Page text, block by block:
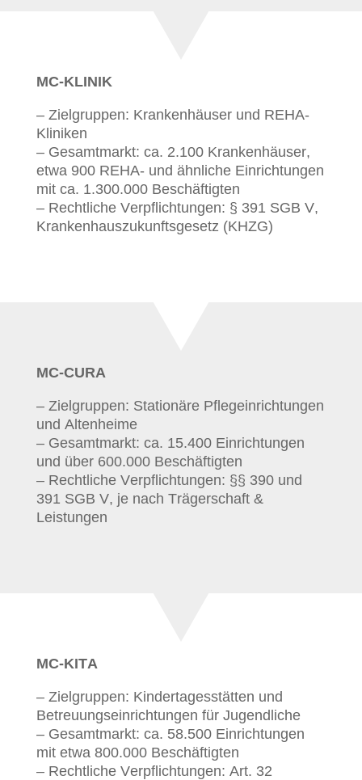
MC-KLINIK
– Zielgruppen: Krankenhäuser und REHA-
Kliniken
– Gesamtmarkt: ca. 2.100 Krankenhäuser,
etwa 900 REHA- und ähnliche Einrichtungen
mit ca. 1.300.000 Beschäftigten
– Rechtliche Verpflichtungen: § 391 SGB V,
Krankenhauszukunftsgesetz (KHZG)
MC-CURA
– Zielgruppen: Stationäre Pflegeinrichtungen
und Altenheime
– Gesamtmarkt: ca. 15.400 Einrichtungen
und über 600.000 Beschäftigten
– Rechtliche Verpflichtungen: §§ 390 und
391 SGB V, je nach Trägerschaft &
Leistungen
MC-KITA
– Zielgruppen: Kindertagesstätten und
Betreuungseinrichtungen für Jugendliche
– Gesamtmarkt: ca. 58.500 Einrichtungen
mit etwa 800.000 Beschäftigten
– Rechtliche Verpflichtungen: Art. 32